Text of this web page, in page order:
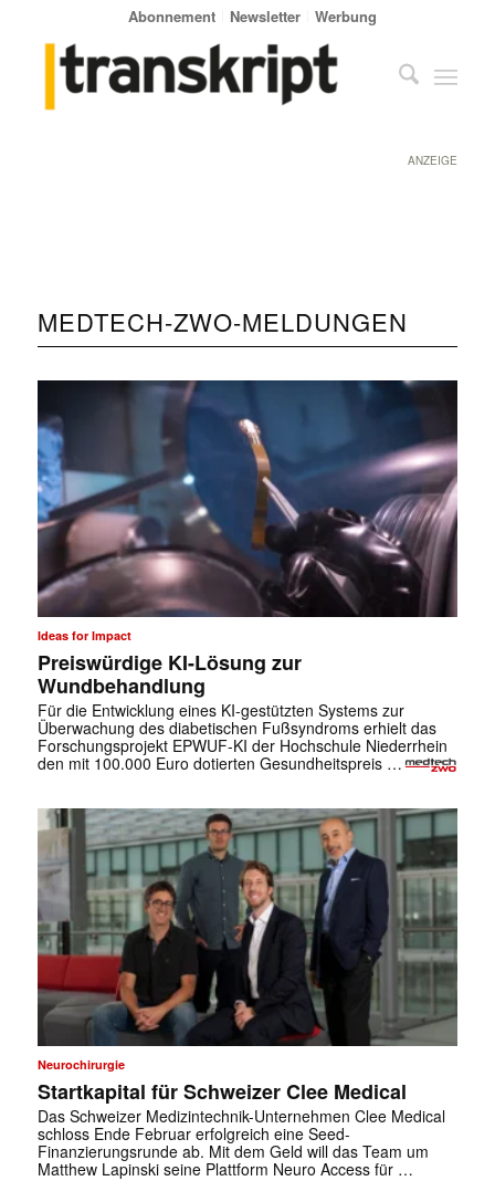
Abonnement Newsletter Werbung
ANZEIGE
MEDTECH-ZWO-MELDUNGEN
Ideas for Impact
Preiswürdige KI-Lösung zur
Wundbehandlung
Für die Entwicklung eines KI-gestützten Systems zur
Überwachung des diabetischen Fußsyndroms erhielt das
Forschungsprojekt EPWUF-KI der Hochschule Niederrhein
den mit 100.000 Euro dotierten Gesundheitspreis …
Neurochirurgie
Startkapital für Schweizer Clee Medical
Das Schweizer Medizintechnik-Unternehmen Clee Medical
schloss Ende Februar erfolgreich eine Seed-
Finanzierungsrunde ab. Mit dem Geld will das Team um
Matthew Lapinski seine Plattform Neuro Access für …